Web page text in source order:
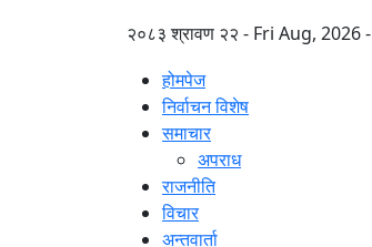
२०८३ श्रावण २२ - Fri Aug, 2026 -
होमपेज
निर्वाचन विशेष
समाचार
अपराध
राजनीति
विचार
अन्तवार्ता